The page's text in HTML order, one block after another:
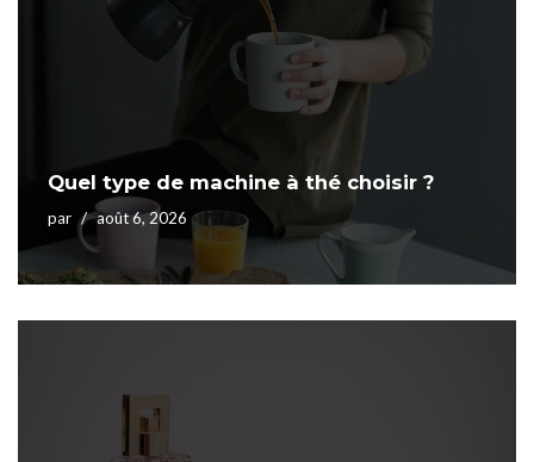
Quel type de machine à thé choisir ?
par août 6, 2026